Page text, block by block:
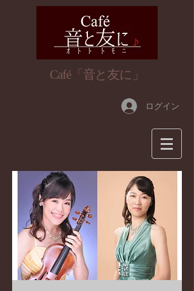
​Café「音と友に」
ログイン